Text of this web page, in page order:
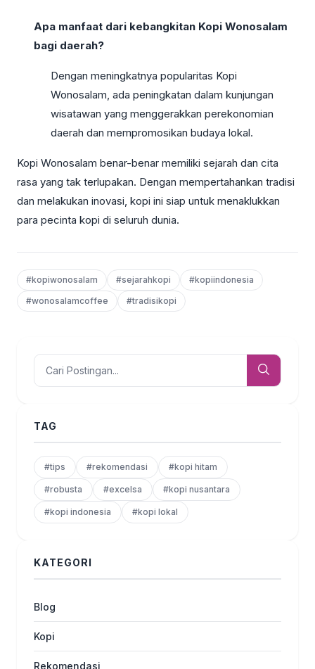
Apa manfaat dari kebangkitan Kopi Wonosalam
bagi daerah?
Dengan meningkatnya popularitas Kopi
Wonosalam, ada peningkatan dalam kunjungan
wisatawan yang menggerakkan perekonomian
daerah dan mempromosikan budaya lokal.
Kopi Wonosalam benar-benar memiliki sejarah dan cita
rasa yang tak terlupakan. Dengan mempertahankan tradisi
dan melakukan inovasi, kopi ini siap untuk menaklukkan
para pecinta kopi di seluruh dunia.
#kopiwonosalam #sejarahkopi
#kopiindonesia
#wonosalamcoffee
#tradisikopi
TAG
#tips #rekomendasi #kopi hitam
#robusta #excelsa #kopi nusantara
#kopi indonesia #kopi lokal
KATEGORI
Blog
Kopi
Rekomendasi